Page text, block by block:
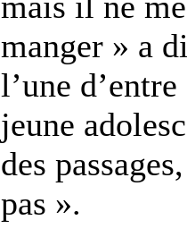
manger » a
l’une
jeune
des
pas ».